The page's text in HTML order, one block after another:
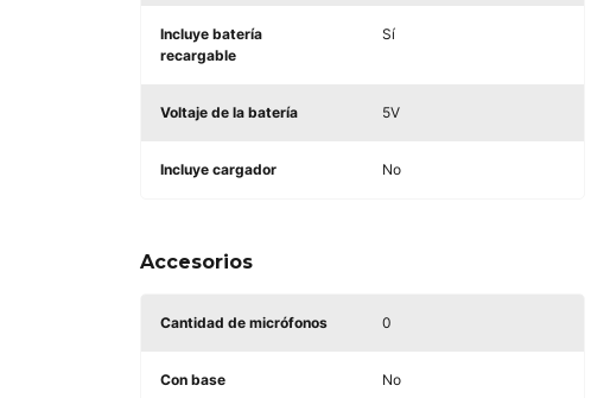
Incluye batería
recargable
Sí
Voltaje de la batería 5V
Incluye cargador No
Accesorios
Cantidad de micrófonos 0
Con base No